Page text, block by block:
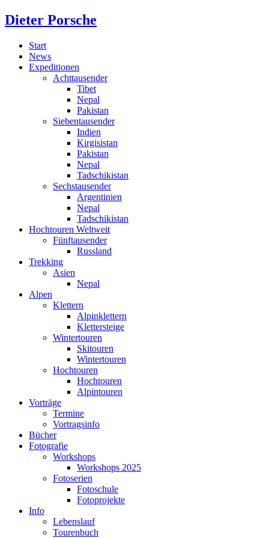
Dieter Porsche
Start
News
Expeditionen
Achttausender
Tibet
Nepal
Pakistan
Siebentausender
Indien
Kirgisistan
Pakistan
Nepal
Tadschikistan
Sechstausender
Argentinien
Nepal
Tadschikistan
Hochtouren Weltweit
Fünftausender
Russland
Trekking
Asien
Nepal
Alpen
Klettern
Alpinklettern
Klettersteige
Wintertouren
Skitouren
Wintertouren
Hochtouren
Hochtouren
Alpintouren
Vorträge
Termine
Vortragsinfo
Bücher
Fotografie
Workshops
Workshops 2025
Fotoserien
Fotoschule
Fotoprojekte
Info
Lebenslauf
Tourenbuch